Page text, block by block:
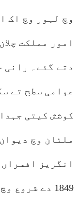
وچ لہور وچ اک
امور مملکت
دتے گئے۔ رانی
عوامی سطح تے
ملتان وچ
انگریز
1849 دے